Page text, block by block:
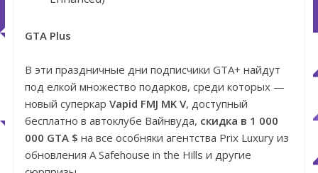
GTA Plus
В эти праздничные дни подписчики GTA+ найдут
под елкой множество подарков, среди которых —
новый суперкар Vapid FMJ MK V, доступный
бесплатно в автоклубе Вайнвуда, скидка в 1 000
000 GTA $ на все особняки агентства Prix Luxury из
обновления A Safehouse in the Hills и другие